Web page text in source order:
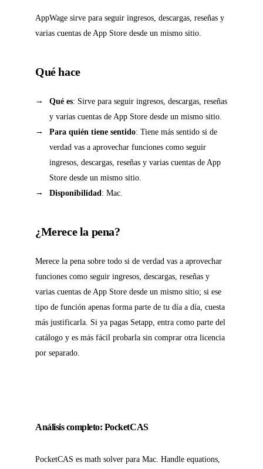
AppWage sirve para seguir ingresos, descargas, reseñas y
varias cuentas de App Store desde un mismo sitio.
Qué hace
Qué es: Sirve para seguir ingresos, descargas, reseñas
y varias cuentas de App Store desde un mismo sitio.
Para quién tiene sentido: Tiene más sentido si de
verdad vas a aprovechar funciones como seguir
ingresos, descargas, reseñas y varias cuentas de App
Store desde un mismo sitio.
Disponibilidad: Mac.
¿Merece la pena?
Merece la pena sobre todo si de verdad vas a aprovechar
funciones como seguir ingresos, descargas, reseñas y
varias cuentas de App Store desde un mismo sitio; si ese
tipo de función apenas forma parte de tu día a día, cuesta
más justificarla. Si ya pagas Setapp, entra como parte del
catálogo y es más fácil probarla sin comprar otra licencia
por separado.
Análisis completo: PocketCAS
PocketCAS es math solver para Mac. Handle equations,